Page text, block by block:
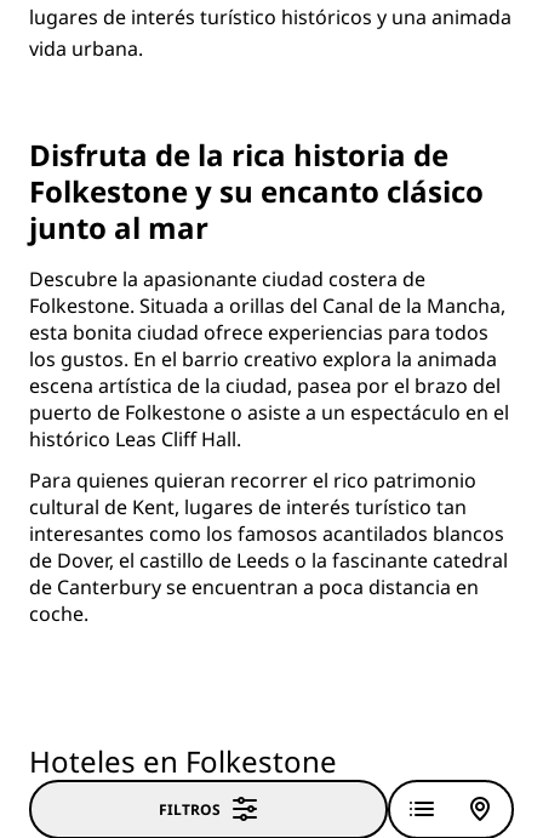
lugares de interés turístico históricos y una animada
vida urbana.
Disfruta de la rica historia de
Folkestone y su encanto clásico
junto al mar
Descubre la apasionante ciudad costera de
Folkestone. Situada a orillas del Canal de la Mancha,
esta bonita ciudad ofrece experiencias para todos
los gustos. En el barrio creativo explora la animada
escena artística de la ciudad, pasea por el brazo del
puerto de Folkestone o asiste a un espectáculo en el
histórico Leas Cliff Hall.
Para quienes quieran recorrer el rico patrimonio
cultural de Kent, lugares de interés turístico tan
interesantes como los famosos acantilados blancos
de Dover, el castillo de Leeds o la fascinante catedral
de Canterbury se encuentran a poca distancia en
coche.
Hoteles en Folkestone
FILTROS